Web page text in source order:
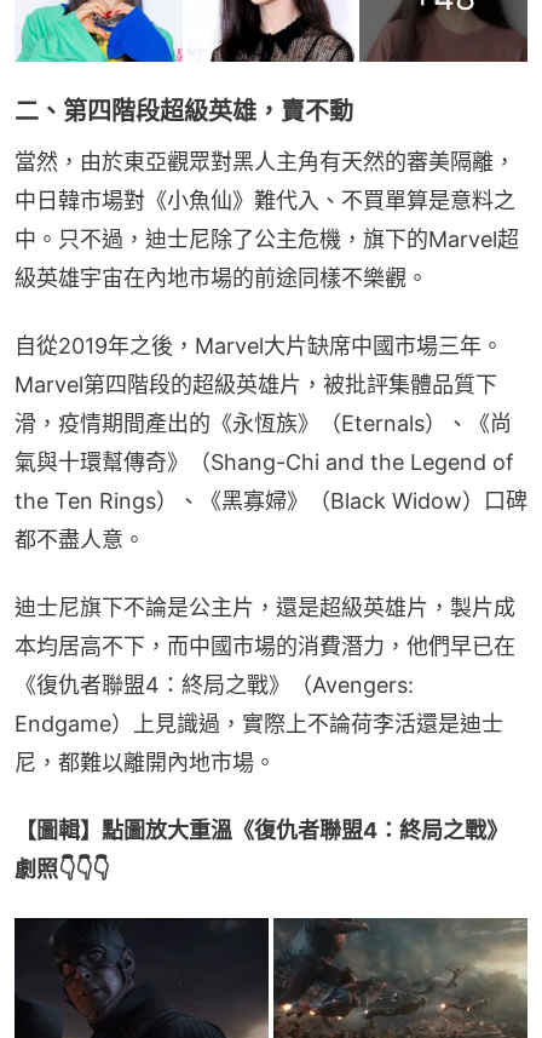
二、第四階段超級英雄，賣不動
當然，由於東亞觀眾對黑人主角有天然的審美隔離，
中日韓市場對《小魚仙》難代入、不買單算是意料之
中。只不過，迪士尼除了公主危機，旗下的Marvel超
級英雄宇宙在內地市場的前途同樣不樂觀。
自從2019年之後，Marvel大片缺席中國市場三年。
Marvel第四階段的超級英雄片，被批評集體品質下
滑，疫情期間產出的《永恆族》（Eternals）、《尚
氣與十環幫傳奇》（Shang-Chi and the Legend of
the Ten Rings）、《黑寡婦》（Black Widow）口碑
都不盡人意。
迪士尼旗下不論是公主片，還是超級英雄片，製片成
本均居高不下，而中國市場的消費潛力，他們早已在
《復仇者聯盟4：終局之戰》（Avengers:
Endgame）上見識過，實際上不論荷李活還是迪士
尼，都難以離開內地市場。
【圖輯】點圖放大重溫《復仇者聯盟4：終局之戰》
劇照👇👇👇